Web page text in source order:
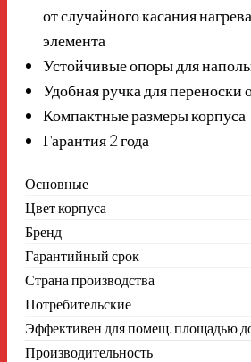
от случайного касания
элемента
Устойчивые опоры для
Удобная ручка для переноски
Компактные размеры корпуса
Гарантия 2 года
Основные
Цвет корпуса
Бренд
Гарантийный срок
Страна производства
Потребительские
Эффективен для помещ. площадью
Производительность